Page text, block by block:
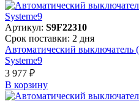
Артикул: S9F22310
Срок поставки: 2 дня
Автоматический
Systeme9
3 977 ₽
В корзинy